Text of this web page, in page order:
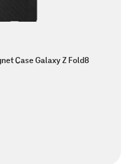
Case Galaxy Z Fold8